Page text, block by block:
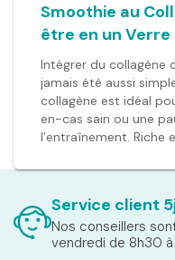
Smoothie au
être en un Verre
Intégrer du collagène
jamais été aussi
collagène est idéal
en-cas sain ou une
l’entraînement. Riche
Service client
Nos conseillers
vendredi de 8h30 à